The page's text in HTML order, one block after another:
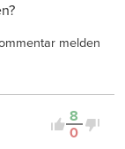
melden
8
0